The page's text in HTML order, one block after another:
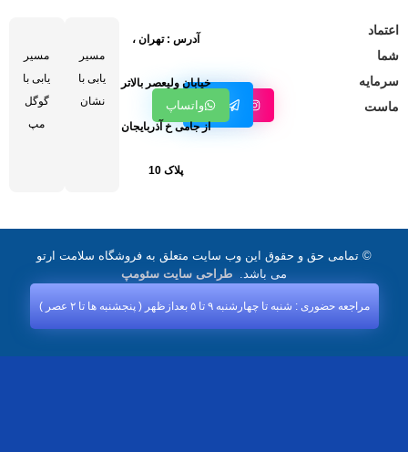
اعتماد
شما
سرمایه
ماست
اینستاگرام
کانال
تلگرامواتساپ
آدرس : تهران ،
خیابان ولیعصر بالاتر
از جامی خ آذربایجان
پلاک 10
مسیر
یابی با
نشان
مسیر
یابی با
گوگل
مپ
© تمامی حق و حقوق این وب سایت متعلق به فروشگاه سلامت ارتو
می باشد. طراحی سایت سئومپ
مراجعه حضوری : شنبه تا چهارشنبه ۹ تا ۵ بعدازظهر ( پنجشنبه‌ ها تا ۲ عصر )